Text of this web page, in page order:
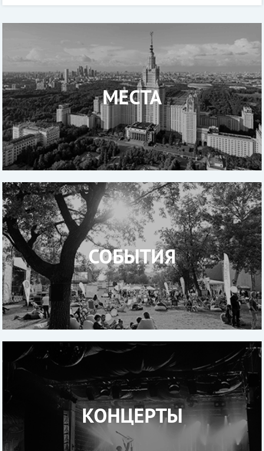
постимпрессионизма, романтизма, импресс
МЕСТА
СОБЫТИЯ
КОНЦЕРТЫ